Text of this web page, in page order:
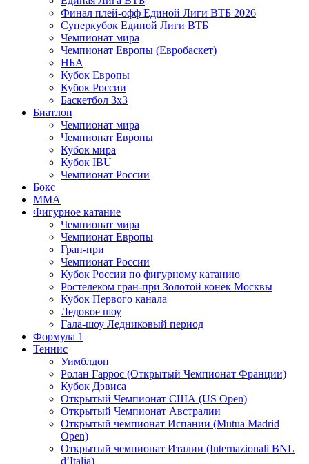
Финал плей-офф Единой Лиги ВТБ 2026
Суперкубок Единой Лиги ВТБ
Чемпионат мира
Чемпионат Европы (Евробаскет)
НБА
Кубок Европы
Кубок России
Баскетбол 3х3
Биатлон
Чемпионат мира
Чемпионат Европы
Кубок мира
Кубок IBU
Чемпионат России
Бокс
MMA
Фигурное катание
Чемпионат мира
Чемпионат Европы
Гран-при
Чемпионат России
Кубок России по фигурному катанию
Ростелеком гран-при Золотой конек Москвы
Кубок Первого канала
Ледовое шоу
Гала-шоу Ледниковый период
Формула 1
Теннис
Уимблдон
Ролан Гаррос (Открытый Чемпионат Франции)
Кубок Дэвиса
Открытый Чемпионат США (US Open)
Открытый Чемпионат Австралии
Открытый чемпионат Испании (Mutua Madrid
Open)
Открытый чемпионат Италии (Internazionali BNL
d’Italia)